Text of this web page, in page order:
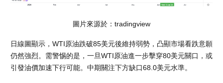
圖片來源於：tradingview
日線圖顯示，WTI原油跌破85美元後維持弱勢，凸顯市場看跌意願
仍然強烈。需警惕的是，一旦WTI原油進一步擊穿80美元關口，或
引發油價加速下行可能。中期關注下方缺口68.0美元水準。